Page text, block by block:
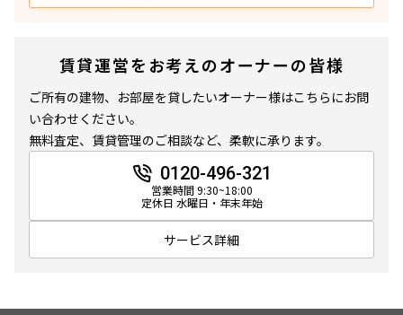
賃貸運営をお考えのオーナーの皆様
ご所有の建物、お部屋を貸したいオーナー様はこちらにお問
い合わせください。
無料査定、賃貸管理のご相談など、柔軟に承ります。
0120-496-321
営業時間 9:30~18:00
定休日 水曜日・年末年始
サービス詳細